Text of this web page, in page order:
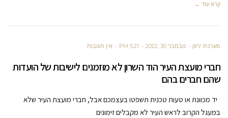
קרא עוד ←
מערכת ירוק נובמבר 30, 2022 5:21 PM אין תגובות
חברי מועצת העיר הוד השרון לא מוזמנים לישיבות של הועדות
שהם חברים בהם
יד מכוונת או טעות טכנית תשפטו בעצמכם אבל, חברי מועצת העיר שלא
במעגל הקרוב לראש העיר לא מקבלים זימונים